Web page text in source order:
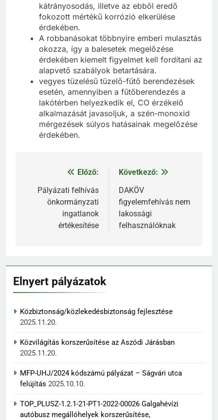
kátrányosodás, illetve az ebből eredő
fokozott mértékű korrózió elkerülése
érdekében.
A robbanásokat többnyire emberi mulasztás
okozza, így a balesetek megelőzése
érdekében kiemelt figyelmet kell fordítani az
alapvető szabályok betartására.
vegyes tüzelésű tüzelő-fűtő berendezések
esetén, amennyiben a fűtőberendezés a
lakótérben helyezkedik el, CO érzékelő
alkalmazását javasoljuk, a szén-monoxid
mérgezések súlyos hatásainak megelőzése
érdekében.
Bejegyzés
navigáció
Előző:
Pályázati felhívás
önkormányzati
ingatlanok
értékesítése
Következő:
DAKÖV
figyelemfehívás nem
lakossági
felhasználóknak
Elnyert pályázatok
Közbiztonság/közlekedésbiztonság fejlesztése
2025.11.20.
Közvilágítás korszerűsítése az Aszódi Járásban
2025.11.20.
MFP-UHJ/2024 kódszámú pályázat – Ságvári utca
felújítás 2025.10.10.
TOP_PLUSZ-1.2.1-21-PT1-2022-00026 Galgahévízi
autóbusz megállóhelyek korszerűsítése,